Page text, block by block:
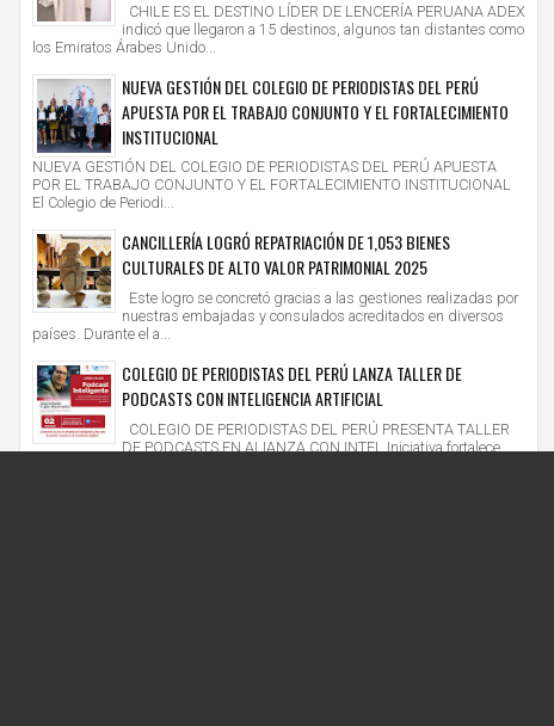
CHILE ES EL DESTINO LÍDER DE LENCERÍA PERUANA ADEX
indicó que llegaron a 15 destinos, algunos tan distantes como
los Emiratos Árabes Unido...
NUEVA GESTIÓN DEL COLEGIO DE PERIODISTAS DEL PERÚ
APUESTA POR EL TRABAJO CONJUNTO Y EL FORTALECIMIENTO
INSTITUCIONAL
NUEVA GESTIÓN DEL COLEGIO DE PERIODISTAS DEL PERÚ APUESTA
POR EL TRABAJO CONJUNTO Y EL FORTALECIMIENTO INSTITUCIONAL
El Colegio de Periodi...
CANCILLERÍA LOGRÓ REPATRIACIÓN DE 1,053 BIENES
CULTURALES DE ALTO VALOR PATRIMONIAL 2025
Este logro se concretó gracias a las gestiones realizadas por
nuestras embajadas y consulados acreditados en diversos
países. Durante el a...
COLEGIO DE PERIODISTAS DEL PERÚ LANZA TALLER DE
PODCASTS CON INTELIGENCIA ARTIFICIAL
COLEGIO DE PERIODISTAS DEL PERÚ PRESENTA TALLER
DE PODCASTS EN ALIANZA CON INTEL Iniciativa fortalece